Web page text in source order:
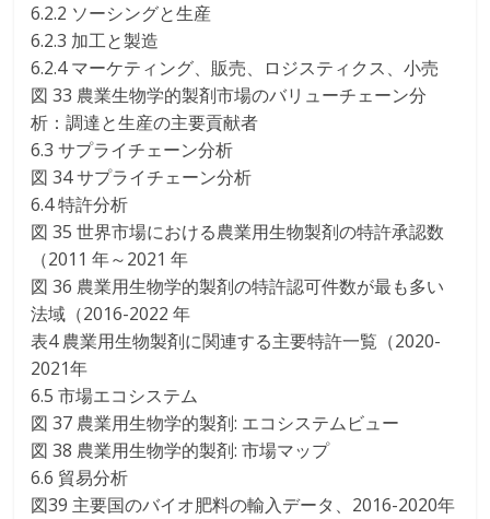
6.2.2 ソーシングと生産
6.2.3 加工と製造
6.2.4 マーケティング、販売、ロジスティクス、小売
図 33 農業生物学的製剤市場のバリューチェーン分
析：調達と生産の主要貢献者
6.3 サプライチェーン分析
図 34 サプライチェーン分析
6.4 特許分析
図 35 世界市場における農業用生物製剤の特許承認数
（2011 年～2021 年
図 36 農業用生物学的製剤の特許認可件数が最も多い
法域（2016-2022 年
表4 農業用生物製剤に関連する主要特許一覧（2020-
2021年
6.5 市場エコシステム
図 37 農業用生物学的製剤: エコシステムビュー
図 38 農業用生物学的製剤: 市場マップ
6.6 貿易分析
図39 主要国のバイオ肥料の輸入データ、2016-2020年